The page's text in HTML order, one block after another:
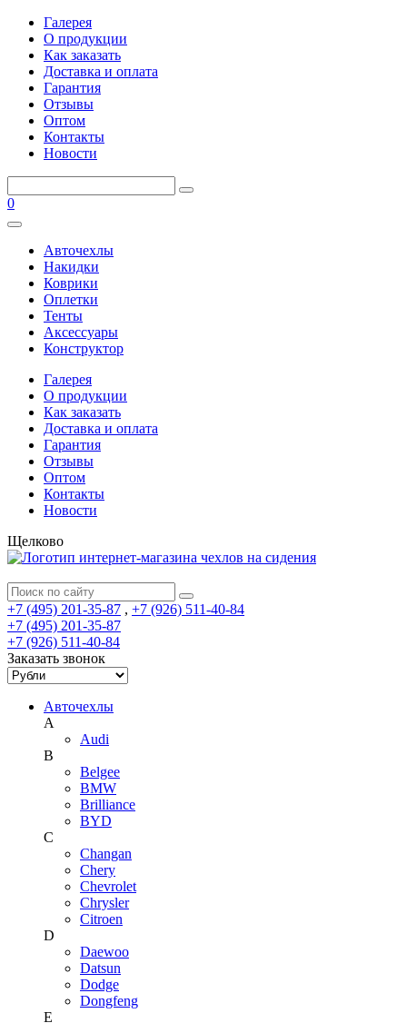
Галерея
О продукции
Как заказать
Доставка и оплата
Гарантия
Отзывы
Оптом
Контакты
Новости
0
Авточехлы
Накидки
Коврики
Оплетки
Тенты
Аксессуары
Конструктор
Галерея
О продукции
Как заказать
Доставка и оплата
Гарантия
Отзывы
Оптом
Контакты
Новости
Щелково
+7 (495) 201-35-87 , +7 (926) 511-40-84
+7 (495) 201-35-87
+7 (926) 511-40-84
Заказать звонок
Авточехлы
A
Audi
B
Belgee
BMW
Brilliance
BYD
C
Changan
Chery
Chevrolet
Chrysler
Citroen
D
Daewoo
Datsun
Dodge
Dongfeng
E